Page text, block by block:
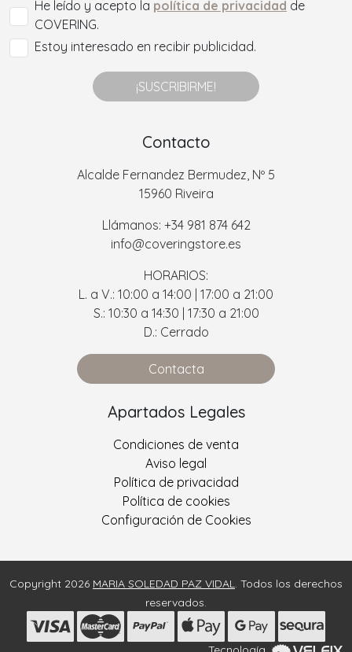
He leído y acepto la política de privacidad de
COVERING.
Estoy interesado en recibir publicidad.
¡SUSCRIBIRME!
Contacto
Alcalde Fernandez Bermudez, Nº 5
15960 Riveira
Llámanos: +34 981 874 642
info@coveringstore.es
HORARIOS:
L. a V.: 10:00 a 14:00 | 17:00 a 21:00
S.: 10:30 a 14:30 | 17:30 a 21:00
D.: Cerrado
Contacta
Apartados Legales
Condiciones de venta
Aviso legal
Política de privacidad
Política de cookies
Configuración de Cookies
Copyright 2026 MARIA SOLEDAD PAZ VIDAL. Todos los derechos
reservados.